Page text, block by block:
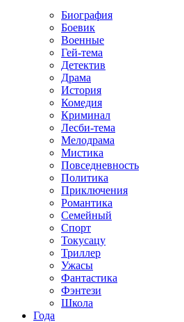
Биография
Боевик
Военные
Гей-тема
Детектив
Драма
История
Комедия
Криминал
Лесби-тема
Мелодрама
Мистика
Повседневность
Политика
Приключения
Романтика
Семейный
Спорт
Токусацу
Триллер
Ужасы
Фантастика
Фэнтези
Школа
Года